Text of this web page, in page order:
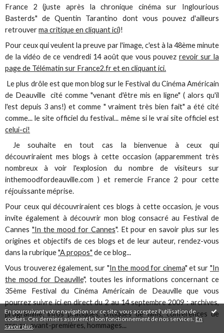
En poursuivant votre navigation sur ce site, vous acceptez l'utilisation de
cookies. Ces derniers assurent le bon fonctionnement de nos services. En
savoir plus.
France 2 (juste après la chronique cinéma sur Inglourious
Basterds" de Quentin Tarantino dont vous pouvez d'ailleurs
retrouverma critique en cliquant ici)!
Pour ceux qui veulent la preuve par l'image, c'est à la 48ème minute
de la vidéo de ce vendredi 14 août que vous pouvez revoir sur la
page de Télématin sur France2.fr et en cliquant ici.
Le plus drôle est que mon blog sur le Festival du Cinéma Américain
de Deauville cité comme "venant d'être mis en ligne" ( alors qu'il
l'est depuis 3 ans!) et comme " vraiment très bien fait" a été cité
comme... le site officiel du festival... même si le vrai site officiel est
celui-ci!
Je souhaite en tout cas la bienvenue à ceux qui
découvriraient mes blogs à cette occasion (apparemment très
nombreux à voir l'explosion du nombre de visiteurs sur
inthemoodfordeauville.com ) et remercie France 2 pour cette
réjouissante méprise.
Pour ceux qui découvriraient ces blogs à cette occasion, je vous
invite également à découvrir mon blog consacré au Festival de
Cannes"In the mood for Cannes". Et pour en savoir plus sur les
origines et objectifs de ces blogs et de leur auteur, rendez-vous
dans la rubrique"A propos" de ce blog...
Vous trouverez également, sur "In the mood for cinema" et sur "In
the mood for Deauville", toutes les informations concernant ce
35ème Festival du Cinéma Américain de Deauville que vous
pourrez suivre ici en direct du 2 au 14 septembre 2009 : archives,
programme, infos pratiques, critiques de films, conférences de
presse, avant-premières, hommages...